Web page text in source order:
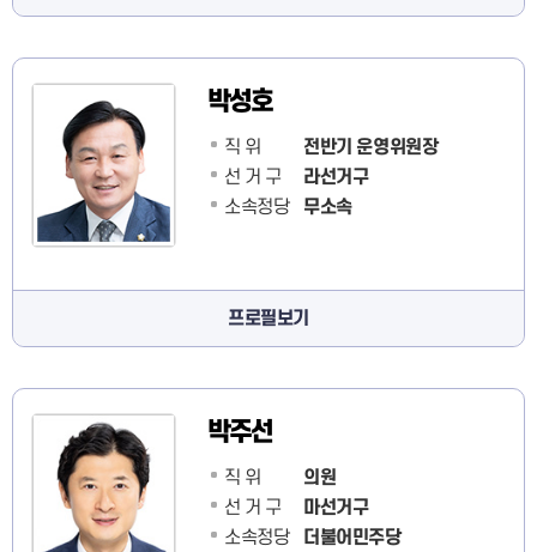
박성호
직 위
전반기 운영위원장
선 거 구
라선거구
소속정당
무소속
프로필보기
박주선
직 위
의원
선 거 구
마선거구
소속정당
더불어민주당